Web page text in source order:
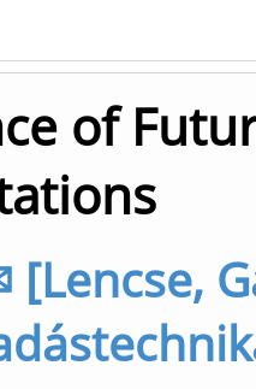
of
[Lencse,